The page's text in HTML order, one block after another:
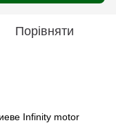
Порівняти